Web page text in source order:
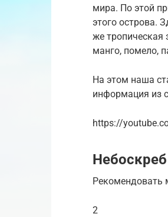
мира. По этой
этого острова.
же тропическая
манго, помело,
На этом наша
информация из
https://
Рекомендовать
2